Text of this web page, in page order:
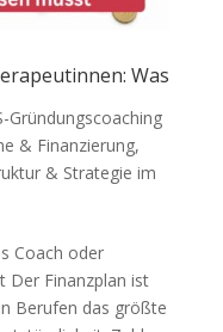
Was
Gründungscoaching
& Finanzierung,
& Strategie im
Coach oder
Der Finanzplan ist
Berufen das größte